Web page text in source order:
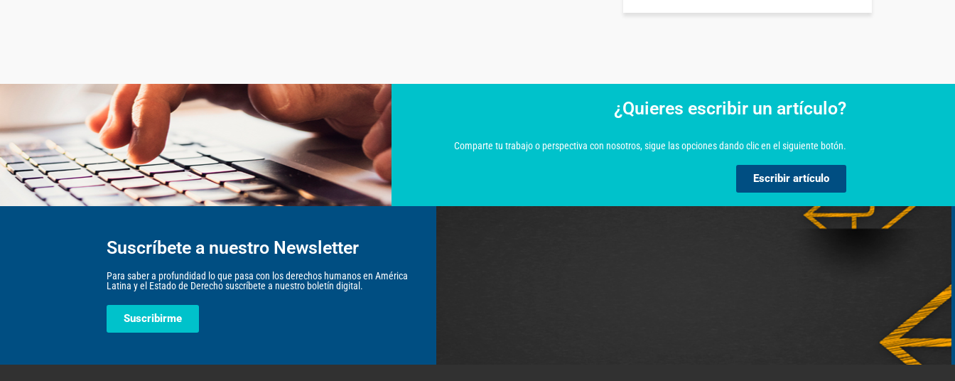
¿Quieres escribir un artículo?
Comparte tu trabajo o perspectiva con nosotros, sigue las opciones dando clic en el siguiente botón.
Escribir artículo
Suscríbete a nuestro Newsletter
Para saber a profundidad lo que pasa con los derechos humanos en América
Latina y el Estado de Derecho suscríbete a nuestro boletín digital.
Suscribirme